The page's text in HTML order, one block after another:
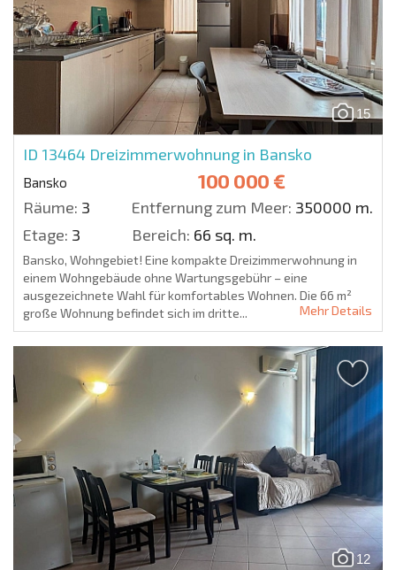
15
ID 13464 Dreizimmerwohnung in Bansko
Bansko 100 000 €
Räume: 3 Entfernung zum Meer: 350000 m.
Etage: 3 Bereich: 66 sq. m.
Bansko, Wohngebiet! Eine kompakte Dreizimmerwohnung in
einem Wohngebäude ohne Wartungsgebühr – eine
ausgezeichnete Wahl für komfortables Wohnen. Die 66 m²
große Wohnung befindet sich im dritte...
Mehr Details
12